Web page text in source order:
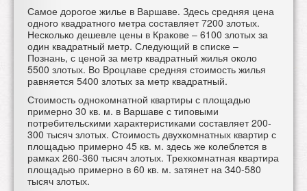
Самое дорогое жилье в Варшаве. Здесь средняя цена
одного квадратного метра составляет 7200 злотых.
Несколько дешевле цены в Кракове – 6100 злотых за
один квадратный метр. Следующий в списке –
Познань, с ценой за метр квадратный жилья около
5500 злотых. Во Вроцлаве средняя стоимость жилья
равняется 5400 злотых за метр квадратный.
Стоимость однокомнатной квартиры с площадью
примерно 30 кв. м. в Варшаве с типовыми
потребительскими характеристиками составляет 200-
300 тысяч злотых. Стоимость двухкомнатных квартир с
площадью примерно 45 кв. м. здесь же колеблется в
рамках 260-360 тысяч злотых. Трехкомнатная квартира
площадью примерно в 60 кв. м. затянет на 340-580
тысяч злотых.